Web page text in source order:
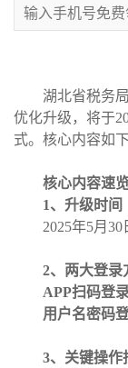
湖北省税务
优化升级，将于
式。核心内容如下
核心内容速
1、升级时间
2025年5月
2、两大登录
APP扫码登
用户名密码
3、关键操作